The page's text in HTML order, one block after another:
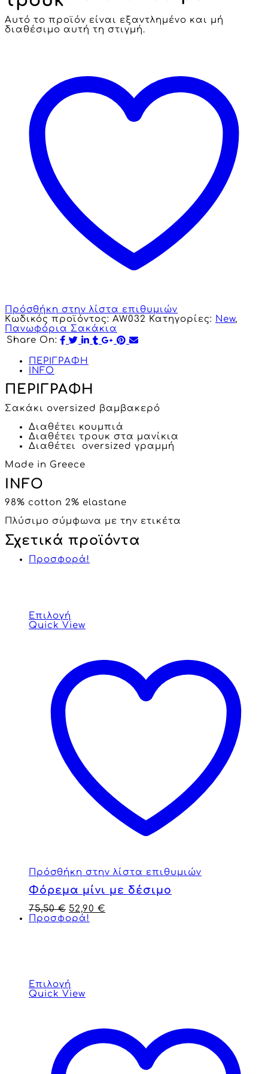
Αυτό το προϊόν είναι εξαντλημένο και μή
διαθέσιμο αυτή τη στιγμή.
Πρόσθήκη στην λίστα επιθυμιών
Κωδικός προϊόντος: AW032 Κατηγορίες: New,
Πανωφόρια Σακάκια
Share On:
ΠΕΡΙΓΡΑΦΗ
INFO
ΠΕΡΙΓΡΑΦΗ
Σακάκι oversized βαμβακερό
Διαθέτει κουμπιά
Διαθέτει τρουκ στα μανίκια
Διαθέτει oversized γραμμή
Made in Greece
INFO
98% cotton 2% elastane
Πλύσιμο σύμφωνα με την ετικέτα
Σχετικά προϊόντα
Προσφορά!
Επιλογή
Quick View
Πρόσθήκη στην λίστα επιθυμιών
Φόρεμα μίνι με δέσιμο
75,50€ 52,90 €
Προσφορά!
Επιλογή
Quick View